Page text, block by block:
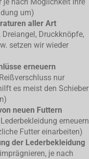
je nach Möglichkeit Ihre
um)
aller Art
Dreiangel, Druckknöpfe,
setzen wir wieder
erneuern
nur
es meist den Schieber
neuen Futtern
erneuern
Futter einarbeiten)
der Lederbekleidung
je nach